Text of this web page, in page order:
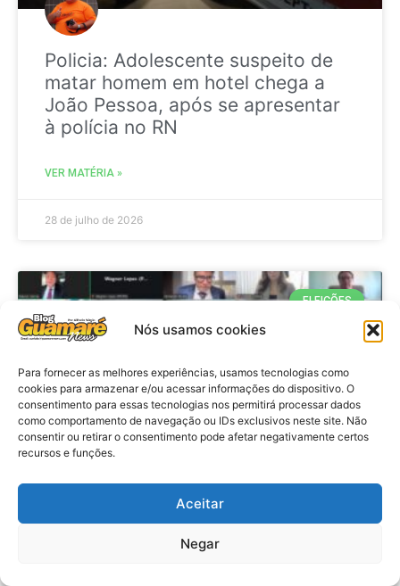
Nós usamos cookies
Para fornecer as melhores experiências, usamos tecnologias como
cookies para armazenar e/ou acessar informações do dispositivo. O
consentimento para essas tecnologias nos permitirá processar dados
como comportamento de navegação ou IDs exclusivos neste site. Não
consentir ou retirar o consentimento pode afetar negativamente certos
recursos e funções.
Aceitar
Negar
Policia: Adolescente suspeito de
matar homem em hotel chega a
João Pessoa, após se apresentar
à polícia no RN
VER MATÉRIA »
28 de julho de 2026
ELEIÇÕES
Eleições 2026: procuradores e
promotores eleitorais realizam
reunião de alinhamento no RN